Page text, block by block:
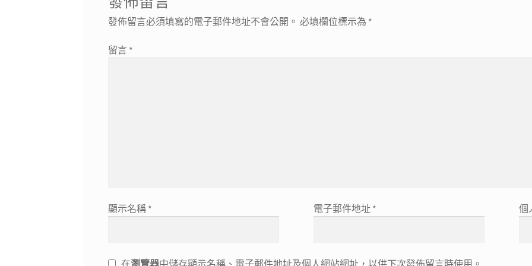
發佈留言必須填寫的電子郵件地址不會公開。 必填欄位標示為 *
留言 *
顯示名稱 * 電子郵件地址 * 個
在瀏覽器中儲存顯示名稱、電子郵件地址及個人網站網址，以供下次發佈留言時使用。